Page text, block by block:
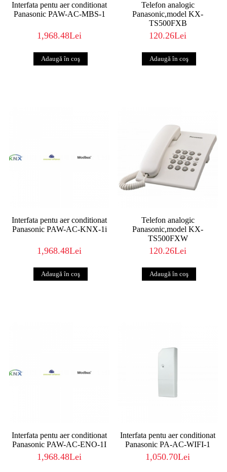
Interfata pentu aer conditionat
Panasonic PAW-AC-MBS-1
1,968.48Lei
Telefon analogic
Panasonic,model KX-
TS500FXB
120.26Lei
Interfata pentu aer conditionat
Panasonic PAW-AC-KNX-1i
1,968.48Lei
Telefon analogic
Panasonic,model KX-
TS500FXW
120.26Lei
Interfata pentu aer conditionat
Panasonic PAW-AC-ENO-1I
1,968.48Lei
Interfata pentu aer conditionat
Panasonic PA-AC-WIFI-1
1,050.70Lei